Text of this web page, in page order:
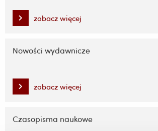
zobacz więcej
Nowości wydawnicze
zobacz więcej
Czasopisma naukowe